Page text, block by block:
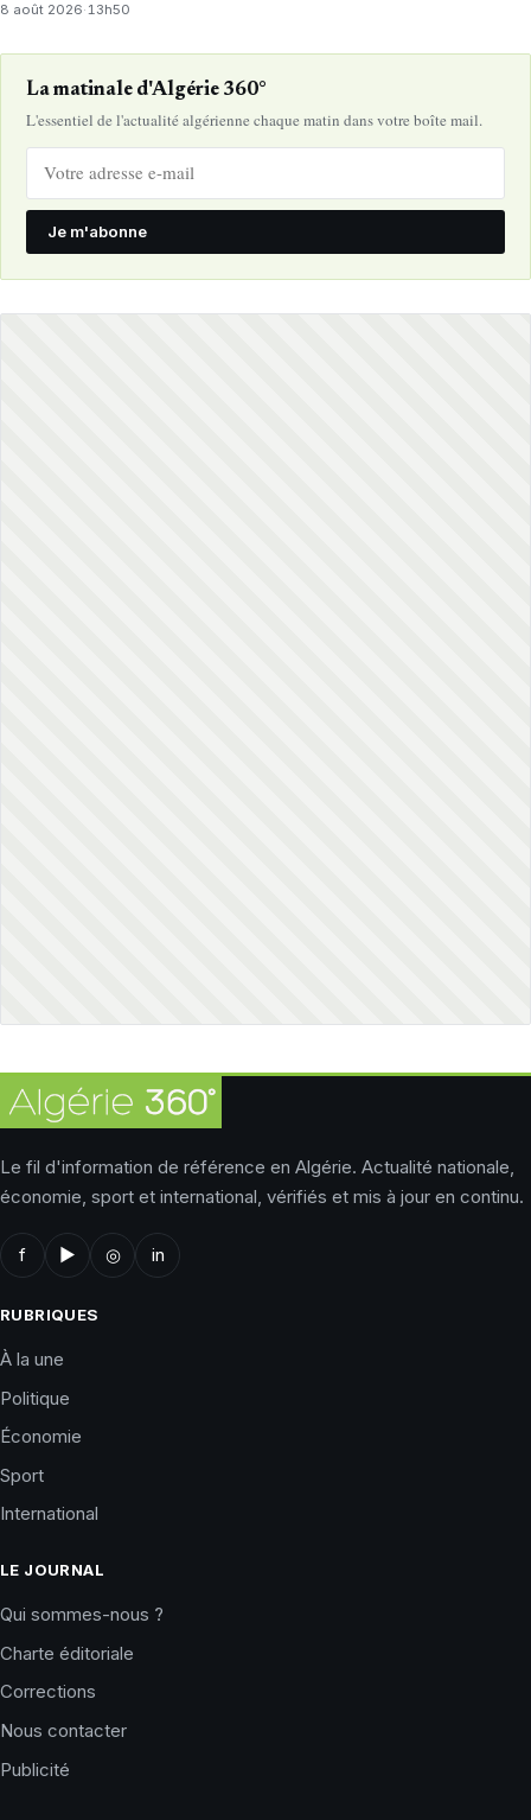
8 août 2026·13h50
La matinale d'Algérie 360°
L'essentiel de l'actualité algérienne chaque matin dans votre boîte mail.
Je m'abonne
Le fil d'information de référence en Algérie. Actualité nationale,
économie, sport et international, vérifiés et mis à jour en continu.
f ▶ ◎ in
RUBRIQUES
À la une
Politique
Économie
Sport
International
LE JOURNAL
Qui sommes-nous ?
Charte éditoriale
Corrections
Nous contacter
Publicité